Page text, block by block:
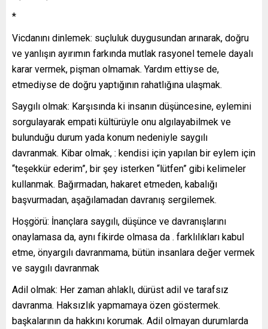
*
Vicdanını dinlemek: suçluluk duygusundan arınarak, doğru
ve yanlışın ayırımın farkında mutlak rasyonel temele dayalı
karar vermek, pişman olmamak. Yardım ettiyse de,
etmediyse de doğru yaptığının rahatlığına ulaşmak.
Saygılı olmak: Karşısında ki insanın düşüncesine, eylemini
sorgulayarak empati kültürüyle onu algılayabilmek ve
bulunduğu durum yada konum nedeniyle saygılı
davranmak. Kibar olmak, : kendisi için yapılan bir eylem için
“teşekkür ederim”, bir şey isterken “lütfen” gibi kelimeler
kullanmak. Bağırmadan, hakaret etmeden, kabalığı
başvurmadan, aşağılamadan davranış sergilemek.
Hoşgörü: İnançlara saygılı, düşünce ve davranışlarını
onaylamasa da, aynı fikirde olmasa da . farklılıkları kabul
etme, önyargılı davranmama, bütün insanlara değer vermek
ve saygılı davranmak
Adil olmak: Her zaman ahlaklı, dürüst adil ve tarafsız
davranma. Haksızlık yapmamaya özen göstermek.
başkalarının da hakkını korumak. Adil olmayan durumlarda